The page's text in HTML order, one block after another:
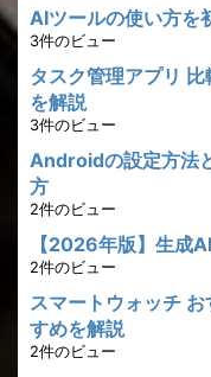
AIツールの使い方を
3件のビュー
タスク管理アプリ
を解説
3件のビュー
Androidの設定方法
方
2件のビュー
【2026年版】生成
2件のビュー
スマートウォッチ
すめを解説
2件のビュー